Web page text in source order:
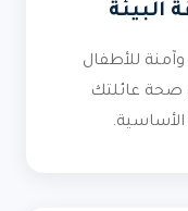
البيئة
للأطفال
صحة عائلتك
الأساسية.